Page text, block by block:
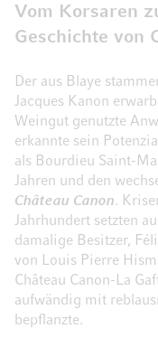
Vom Korsaren
Geschichte von
Der aus Blaye
Jacques Kanon
Weingut genutzte
erkannte sein
als Bourdieu Saint-
Jahren und den
Château Canon.
Jahrhundert setzten
damalige Besitzer,
von Louis Pierre
Château Canon-La
aufwändig mit
bepflanzte.